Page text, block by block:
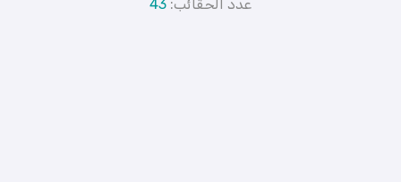
عدد الحقائب: 43